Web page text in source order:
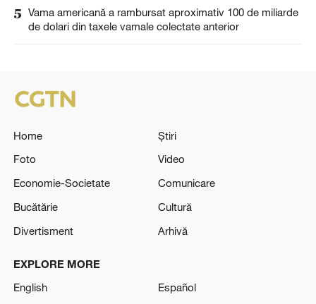
5 Vama americană a rambursat aproximativ 100 de miliarde
de dolari din taxele vamale colectate anterior
Home
Știri
Foto
Video
Economie-Societate
Comunicare
Bucătărie
Cultură
Divertisment
Arhivă
EXPLORE MORE
English
Español